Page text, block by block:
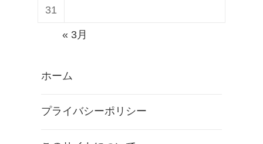
31
« 3月
ホーム
プライバシーポリシー